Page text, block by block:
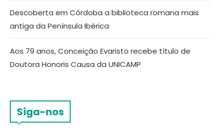
Descoberta em Córdoba a biblioteca romana mais
antiga da Península Ibérica
Aos 79 anos, Conceição Evaristo recebe título de
Doutora Honoris Causa da UNICAMP
Siga-nos